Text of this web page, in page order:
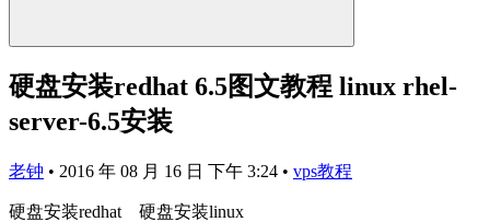
硬盘安装redhat 6.5图文教程 linux rhel-
server-6.5安装
老钟 • 2016 年 08 月 16 日 下午 3:24 • vps教程
硬盘安装redhat 硬盘安装linux